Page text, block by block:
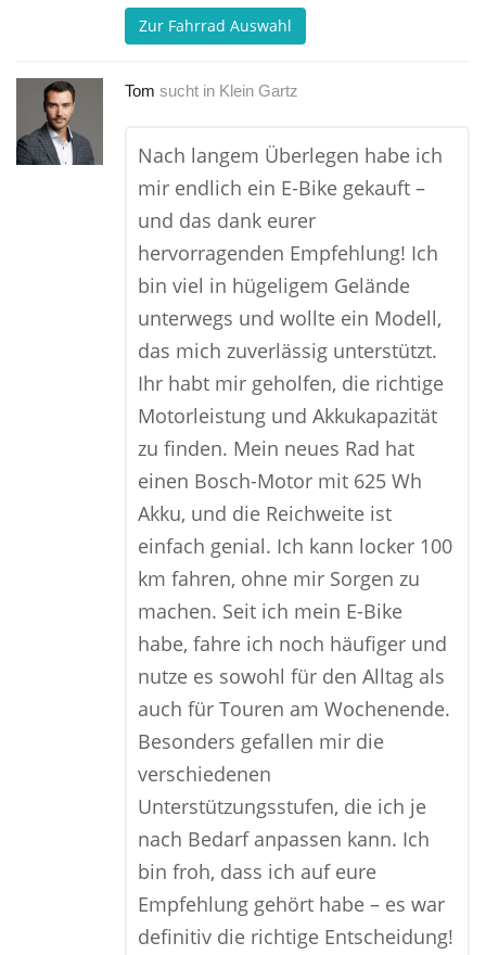
Zur Fahrrad Auswahl
Tom sucht in Klein Gartz
Nach langem Überlegen habe ich
mir endlich ein E-Bike gekauft –
und das dank eurer
hervorragenden Empfehlung! Ich
bin viel in hügeligem Gelände
unterwegs und wollte ein Modell,
das mich zuverlässig unterstützt.
Ihr habt mir geholfen, die richtige
Motorleistung und Akkukapazität
zu finden. Mein neues Rad hat
einen Bosch-Motor mit 625 Wh
Akku, und die Reichweite ist
einfach genial. Ich kann locker 100
km fahren, ohne mir Sorgen zu
machen. Seit ich mein E-Bike
habe, fahre ich noch häufiger und
nutze es sowohl für den Alltag als
auch für Touren am Wochenende.
Besonders gefallen mir die
verschiedenen
Unterstützungsstufen, die ich je
nach Bedarf anpassen kann. Ich
bin froh, dass ich auf eure
Empfehlung gehört habe – es war
definitiv die richtige Entscheidung!